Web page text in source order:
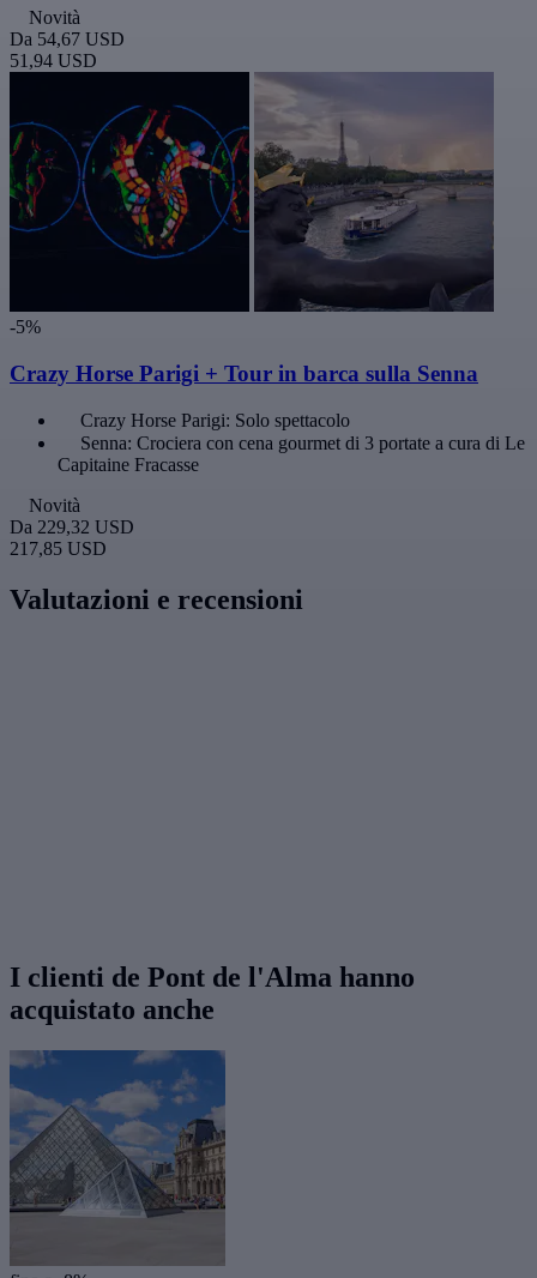
Novità
Da 54,67 USD
51,94 USD
-5%
Crazy Horse Parigi + Tour in barca sulla Senna
Crazy Horse Parigi: Solo spettacolo
Senna: Crociera con cena gourmet di 3 portate a cura di Le
Capitaine Fracasse
Novità
Da 229,32 USD
217,85 USD
Valutazioni e recensioni
I clienti de Pont de l'Alma hanno
acquistato anche